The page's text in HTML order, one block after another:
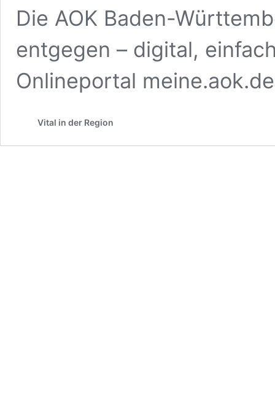
Die AOK Baden-
entgegen – digital,
Onlineportal
Vital in der Region